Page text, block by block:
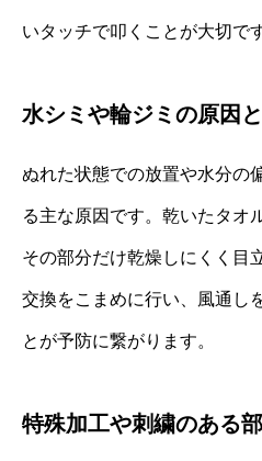
いタッチで叩くことが大切です
水シミや輪ジミの原因
ぬれた状態での放置や水分の
る主な原因です。乾いたタオ
その部分だけ乾燥しにくく目
交換をこまめに行い、風通し
とが予防に繋がります。
特殊加工や刺繍のある